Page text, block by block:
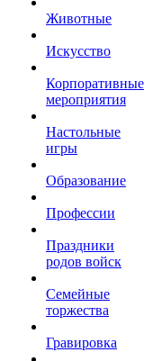
Животные
Искусство
Корпоративные
мероприятия
Настольные
игры
Образование
Профессии
Праздники
родов войск
Семейные
торжества
Гравировка